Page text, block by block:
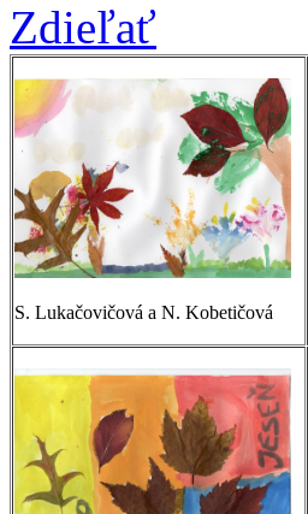
Zdieľať
S. Lukačovičová a N. Kobetičová